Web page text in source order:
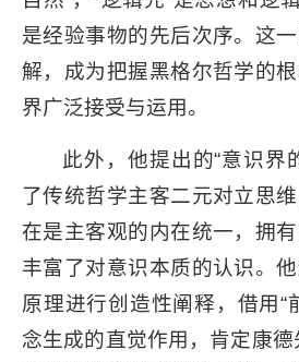
是经验事物的先后次序。这
解，成为把握黑格尔哲学的
界广泛接受与运用。
此外，他提出的“意识界
了传统哲学主客二元对立思
在是主客观的内在统一，拥有
丰富了对意识本质的认识。
原理进行创造性阐释，借用“
念生成的直觉作用，肯定康德